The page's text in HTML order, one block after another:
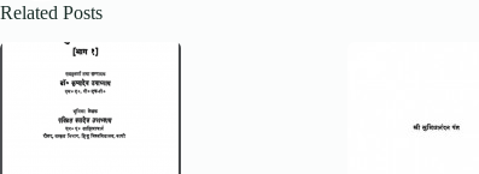
Related Posts